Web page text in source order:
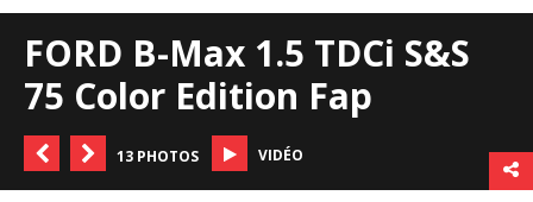
FORD B-Max 1.5 TDCi S&S
75 Color Edition Fap
13 PHOTOS VIDÉO